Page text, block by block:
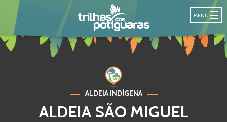
SENDA DE
MENÚ
ALDEIA INDÍGENA
ALDEIA SÃO MIGUEL